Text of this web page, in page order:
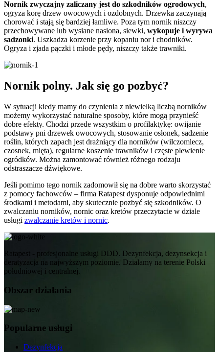
Nornik zwyczajny zaliczany jest do szkodników ogrodowych,
ogryza korę drzew owocowych i ozdobnych. Drzewka zaczynają
chorować i stają się bardziej łamliwe. Poza tym nornik niszczy
przechowywane lub wysiane nasiona, siewki, wykopuje i wyrywa
sadzonki. Uszkadza korzenie przy kopaniu nor i chodników.
Ogryza i zjada pączki i młode pędy, niszczy także trawniki.
Nornik polny. Jak się go pozbyć?
W sytuacji kiedy mamy do czynienia z niewielką liczbą norników
możemy wykorzystać naturalne sposoby, które mogą przynieść
dobre efekty. Chodzi przede wszystkim o profilaktykę: owijanie
podstawy pni drzewek owocowych, stosowanie osłonek, sadzenie
roślin, których zapach jest drażniący dla norników (wilczomlecz,
czosnek, mięta), regularne koszenie trawników i częste plewienie
ogródków. Można zamontować również różnego rodzaju
odstraszacze dźwiękowe.
Jeśli pomimo tego nornik zadomowił się na dobre warto skorzystać
z pomocy fachowców – firma Ratapest dysponuje odpowiednimi
środkami i metodami, aby skutecznie pozbyć się szkodników. O
zwalczaniu norników, nornic oraz kretów przeczytacie w dziale
usługi zwalczanie kretów i nornic.
Ratapest - profesjonalne usługi DDD. Dezynfekcja, dezynsekcja i
deratyzacja na najwyższym poziomie. Działamy na terenie Polski
południowej i centralnej.
Obszar działania
Popularne usługi
Dezynfekcja